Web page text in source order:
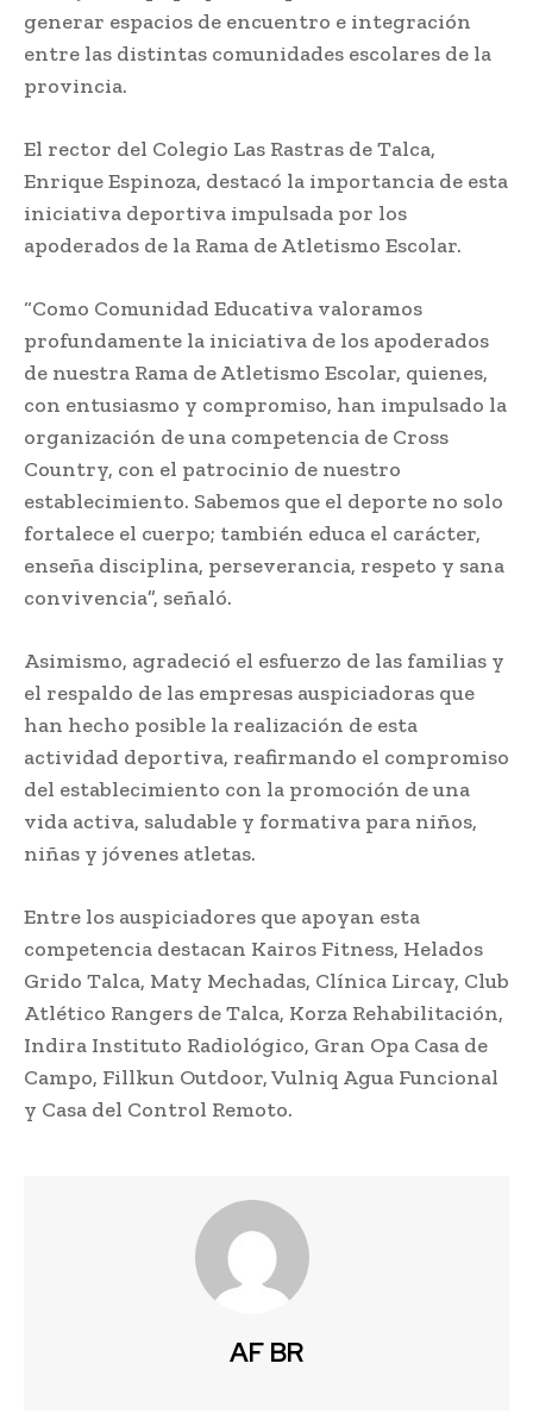
generar espacios de encuentro e integración
entre las distintas comunidades escolares de la
provincia.
El rector del Colegio Las Rastras de Talca,
Enrique Espinoza, destacó la importancia de esta
iniciativa deportiva impulsada por los
apoderados de la Rama de Atletismo Escolar.
“Como Comunidad Educativa valoramos
profundamente la iniciativa de los apoderados
de nuestra Rama de Atletismo Escolar, quienes,
con entusiasmo y compromiso, han impulsado la
organización de una competencia de Cross
Country, con el patrocinio de nuestro
establecimiento. Sabemos que el deporte no solo
fortalece el cuerpo; también educa el carácter,
enseña disciplina, perseverancia, respeto y sana
convivencia”, señaló.
Asimismo, agradeció el esfuerzo de las familias y
el respaldo de las empresas auspiciadoras que
han hecho posible la realización de esta
actividad deportiva, reafirmando el compromiso
del establecimiento con la promoción de una
vida activa, saludable y formativa para niños,
niñas y jóvenes atletas.
Entre los auspiciadores que apoyan esta
competencia destacan Kairos Fitness, Helados
Grido Talca, Maty Mechadas, Clínica Lircay, Club
Atlético Rangers de Talca, Korza Rehabilitación,
Indira Instituto Radiológico, Gran Opa Casa de
Campo, Fillkun Outdoor, Vulniq Agua Funcional
y Casa del Control Remoto.
AF BR